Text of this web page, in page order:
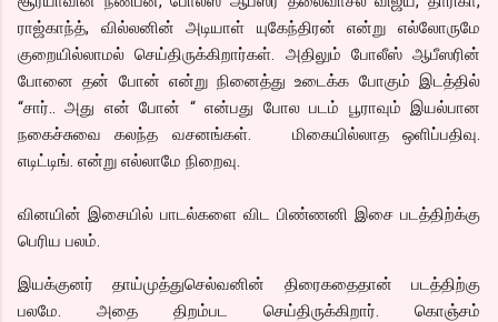
ராஜ்காந்த், வில்லனின் அடியாள் யுகேந்திரன் என்று எல்லோருமே
குறையில்லாமல் செய்திருக்கிறார்கள். அதிலும் போலீஸ் ஆபீஸரின்
போனை தன் போன் என்று நினைத்து உடைக்க போகும் இடத்தில்
“சார்.. அது என் போன் “ என்பது போல படம் பூராவும் இயல்பான
நகைச்சுவை கலந்த வசனங்கள். மிகையில்லாத ஒளிப்பதிவு.
எடிட்டிங். என்று எல்லாமே நிறைவு.
வினயின் இசையில் பாடல்களை விட பிண்ணனி இசை படத்திற்க்கு
பெரிய பலம்.
இயக்குனர் தாய்முத்துசெல்வனின் திரைகதைதான் படத்திற்கு
பலமே. அதை திறம்பட செய்திருக்கிறார். கொஞ்சம்